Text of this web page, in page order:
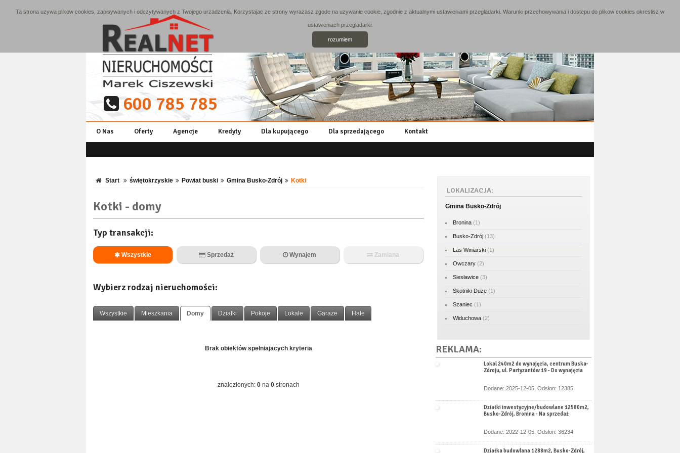
600 785 785
O Nas Oferty Agencje Kredyty Dla kupującego Dla sprzedającego Kontakt
Start świętokrzyskie Powiat buski Gmina Busko-Zdrój Kotki
Kotki - domy
Typ transakcji:
Wszystkie Sprzedaż Wynajem Zamiana
Wybierz rodzaj nieruchomości:
Wszystkie Mieszkania Domy Działki Pokoje Lokale Garaże Hale
Brak obiektów spełniajacych kryteria
znalezionych: 0 na 0 stronach
LOKALIZACJA:
Gmina Busko-Zdrój
Bronina(1)
Busko-Zdrój(13)
Las Winiarski(1)
Owczary(2)
Siesławice(3)
Skotniki Duże(1)
Szaniec (1)
Widuchowa(2)
REKLAMA:
Lokal 240m2 do wynajęcia, centrum Buska-
Zdroju, ul. Partyzantów 19 - Do wynajęcia
Dodane: 2025-12-05, Odsłon: 12385
Działki inwestycyjne/budowlane 12580m2,
Busko-Zdrój, Bronina - Na sprzedaż
Dodane: 2022-12-05, Odsłon: 36234
Działka budowlana 1288m2, Busko-Zdrój,
Ta strona uzywa plikow cookies, zapisywanych i odczytywanych z Twojego urzadzenia. Korzystajac ze strony wyrazasz zgode na uzywanie cookie, zgodnie z aktualnymi ustawieniami przegladarki. Warunki przechowywania i dostepu do plikow cookies okreslisz w
ustawieniach przegladarki.
rozumiem